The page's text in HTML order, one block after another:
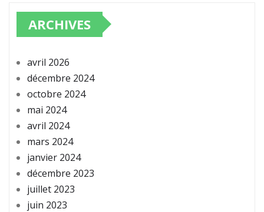
ARCHIVES
avril 2026
décembre 2024
octobre 2024
mai 2024
avril 2024
mars 2024
janvier 2024
décembre 2023
juillet 2023
juin 2023